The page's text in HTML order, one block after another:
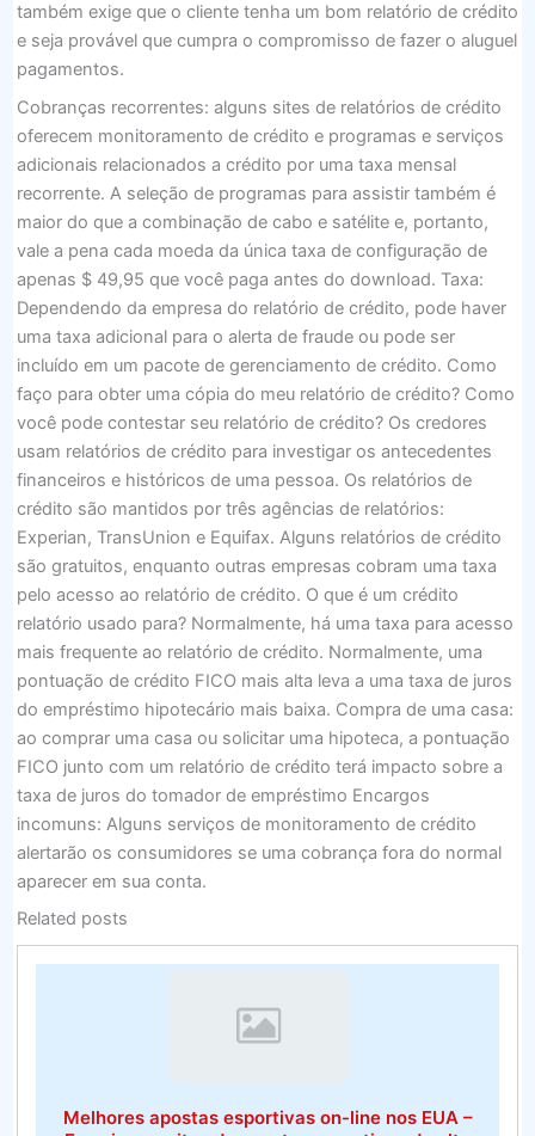
também exige que o cliente tenha um bom relatório de crédito
e seja provável que cumpra o compromisso de fazer o aluguel
pagamentos.
Cobranças recorrentes: alguns sites de relatórios de crédito
oferecem monitoramento de crédito e programas e serviços
adicionais relacionados a crédito por uma taxa mensal
recorrente. A seleção de programas para assistir também é
maior do que a combinação de cabo e satélite e, portanto,
vale a pena cada moeda da única taxa de configuração de
apenas $ 49,95 que você paga antes do download. Taxa:
Dependendo da empresa do relatório de crédito, pode haver
uma taxa adicional para o alerta de fraude ou pode ser
incluído em um pacote de gerenciamento de crédito. Como
faço para obter uma cópia do meu relatório de crédito? Como
você pode contestar seu relatório de crédito? Os credores
usam relatórios de crédito para investigar os antecedentes
financeiros e históricos de uma pessoa. Os relatórios de
crédito são mantidos por três agências de relatórios:
Experian, TransUnion e Equifax. Alguns relatórios de crédito
são gratuitos, enquanto outras empresas cobram uma taxa
pelo acesso ao relatório de crédito. O que é um crédito
relatório usado para? Normalmente, há uma taxa para acesso
mais frequente ao relatório de crédito. Normalmente, uma
pontuação de crédito FICO mais alta leva a uma taxa de juros
do empréstimo hipotecário mais baixa. Compra de uma casa:
ao comprar uma casa ou solicitar uma hipoteca, a pontuação
FICO junto com um relatório de crédito terá impacto sobre a
taxa de juros do tomador de empréstimo Encargos
incomuns: Alguns serviços de monitoramento de crédito
alertarão os consumidores se uma cobrança fora do normal
aparecer em sua conta.
Related posts
Melhores apostas esportivas on-line nos EUA –